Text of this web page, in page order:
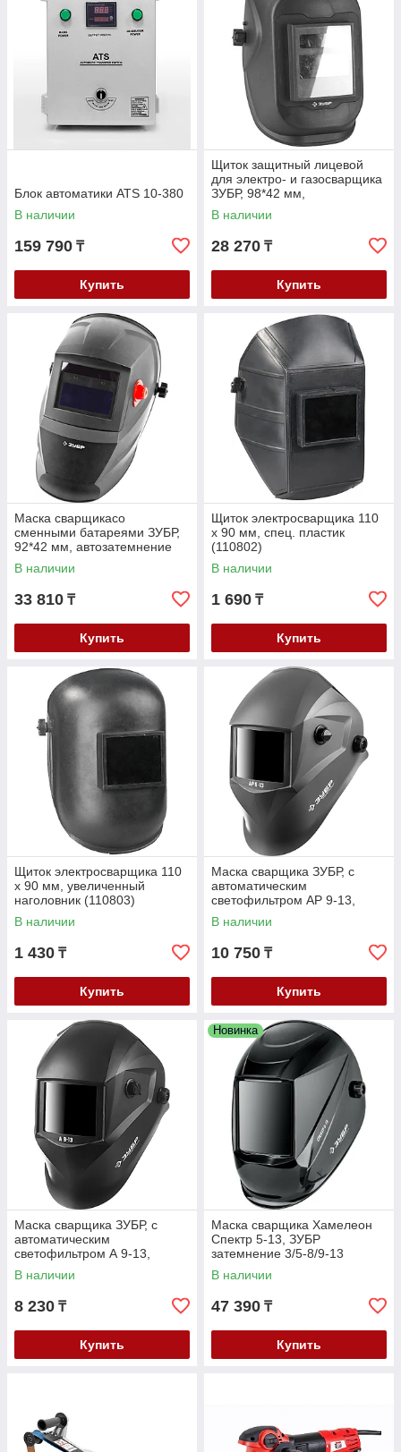
Блок автоматики ATS 10-380
В наличии
159 790 ₸
Купить
Щиток защитный лицевой
для электро- и газосварщика
ЗУБР, 98*42 мм,
автозатемнение (11079)
В наличии
28 270 ₸
Купить
Маска сварщикасо
сменными батареями ЗУБР,
92*42 мм, автозатемнение
(11070)
В наличии
33 810 ₸
Купить
Щиток электросварщика 110
х 90 мм, спец. пластик
(110802)
В наличии
1 690 ₸
Купить
Щиток электросварщика 110
х 90 мм, увеличенный
наголовник (110803)
В наличии
1 430 ₸
Купить
Маска сварщика ЗУБР, с
автоматическим
светофильтром АР 9-13,
затемнение 4/9-13, серия
"Профессионал" (11073)
В наличии
10 750 ₸
Купить
Маска сварщика ЗУБР, с
автоматическим
светофильтром А 9-13,
затемнение 4/9-13, серия
"Профессионал" (11076)
В наличии
8 230 ₸
Купить
Новинка
Маска сварщика Хамелеон
Спектр 5-13, ЗУБР
затемнение 3/5-8/9-13
(11069_z01)
В наличии
47 390 ₸
Купить